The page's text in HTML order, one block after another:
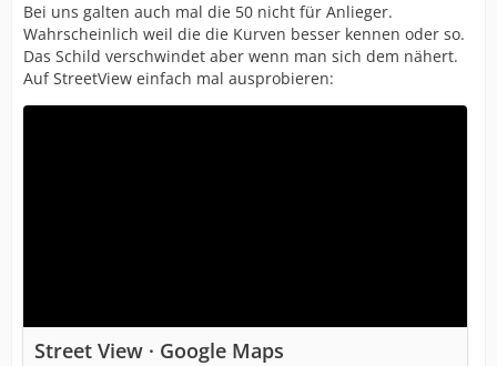
Bei uns galten auch mal die 50 nicht für Anlieger.
Wahrscheinlich weil die die Kurven besser kennen oder so.
Das Schild verschwindet aber wenn man sich dem nähert.
Auf StreetView einfach mal ausprobieren:
Street View · Google Maps